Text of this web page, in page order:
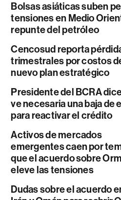
Bolsas asiáticas suben
tensiones en Medio
repunte del petróleo
Cencosud reporta
trimestrales por costos
nuevo plan estratégico
Presidente del BCRA
ve necesaria una baja de
para reactivar el crédito
Activos de mercados
emergentes caen por
que el acuerdo sobre
eleve las tensiones
Dudas sobre el acuerdo